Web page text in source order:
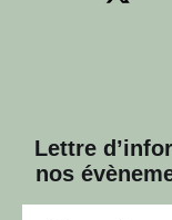
Lettre
nos